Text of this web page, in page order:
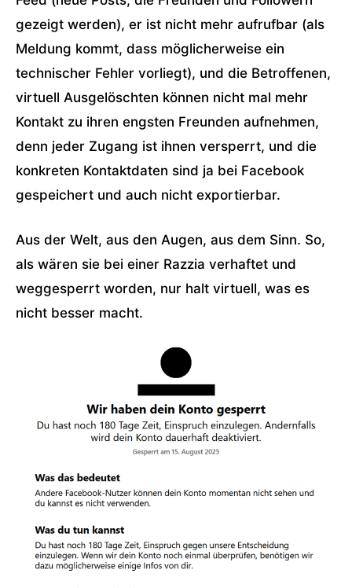
gezeigt werden), er ist nicht mehr aufrufbar (als
Meldung kommt, dass möglicherweise ein
technischer Fehler vorliegt), und die Betroffenen,
virtuell Ausgelöschten können nicht mal mehr
Kontakt zu ihren engsten Freunden aufnehmen,
denn jeder Zugang ist ihnen versperrt, und die
konkreten Kontaktdaten sind ja bei Facebook
gespeichert und auch nicht exportierbar.
Aus der Welt, aus den Augen, aus dem Sinn. So,
als wären sie bei einer Razzia verhaftet und
weggesperrt worden, nur halt virtuell, was es
nicht besser macht.